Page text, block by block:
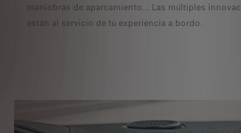
maniobras de aparcamiento... Las múltiples
están al servicio de tu experiencia a bordo.